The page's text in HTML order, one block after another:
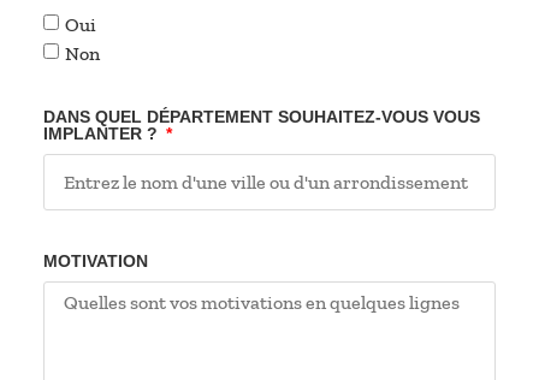
Oui
Non
DANS QUEL DÉPARTEMENT SOUHAITEZ-VOUS VOUS
IMPLANTER ?
MOTIVATION